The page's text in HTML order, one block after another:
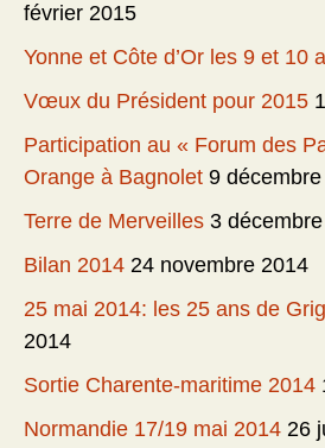
février 2015
Yonne et Côte d’Or les 9 et 10
Vœux du Président pour 2015
Participation au « Forum des
Orange à Bagnolet 9
Terre de Merveilles 3
Bilan 2014 24 novembre 2014
25 mai 2014: les 25 ans de
2014
Sortie Charente-maritime 2014
Normandie 17/19 mai 2014 26